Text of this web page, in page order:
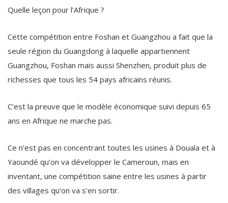
Quelle leçon pour l’Afrique ?
Cette compétition entre Foshan et Guangzhou a fait que la
seule région du Guangdong à laquelle appartiennent
Guangzhou, Foshan mais aussi Shenzhen, produit plus de
richesses que tous les 54 pays africains réunis.
C’est la preuve que le modèle économique suivi depuis 65
ans en Afrique ne marche pas.
Ce n’est pas en concentrant toutes les usines à Douala et à
Yaoundé qu’on va développer le Cameroun, mais en
inventant, une compétition saine entre les usines à partir
des villages qu’on va s’en sortir.